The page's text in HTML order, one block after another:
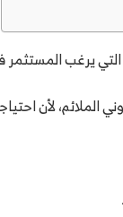
يرغب المستثمر
الملائم،